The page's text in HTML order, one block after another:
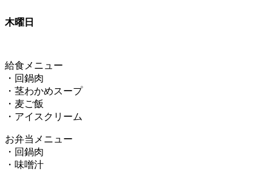
木曜日
給食メニュー
・回鍋肉
・茎わかめスープ
・麦ご飯
・アイスクリーム
お弁当メニュー
・回鍋肉
・味噌汁